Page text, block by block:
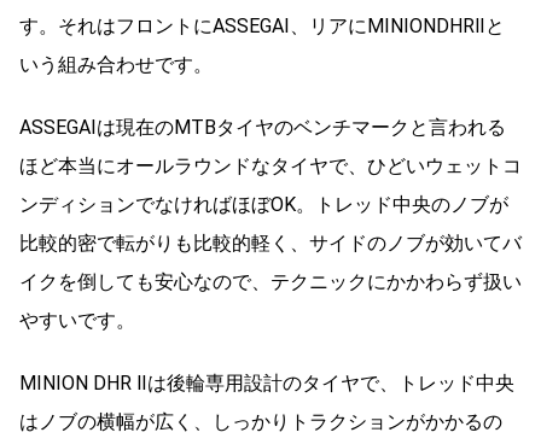
す。それはフロントにASSEGAI、リアにMINIONDHRⅡと
いう組み合わせです。
ASSEGAIは現在のMTBタイヤのベンチマークと言われる
ほど本当にオールラウンドなタイヤで、ひどいウェットコ
ンディションでなければほぼOK。トレッド中央のノブが
比較的密で転がりも比較的軽く、サイドのノブが効いてバ
イクを倒しても安心なので、テクニックにかかわらず扱い
やすいです。
MINION DHR Ⅱは後輪専用設計のタイヤで、トレッド中央
はノブの横幅が広く、しっかりトラクションがかかるの